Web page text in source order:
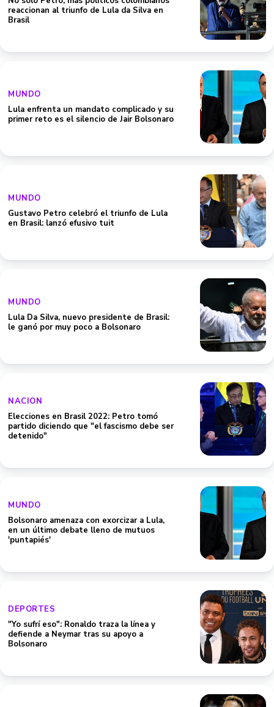
reaccionan al triunfo de Lula da Silva en
Brasil
MUNDO
Lula enfrenta un mandato complicado y su
primer reto es el silencio de Jair Bolsonaro
MUNDO
Gustavo Petro celebró el triunfo de Lula
en Brasil: lanzó efusivo tuit
MUNDO
Lula Da Silva, nuevo presidente de Brasil:
le ganó por muy poco a Bolsonaro
NACION
Elecciones en Brasil 2022: Petro tomó
partido diciendo que "el fascismo debe ser
detenido"
MUNDO
Bolsonaro amenaza con exorcizar a Lula,
en un último debate lleno de mutuos
'puntapiés'
DEPORTES
"Yo sufrí eso": Ronaldo traza la línea y
defiende a Neymar tras su apoyo a
Bolsonaro